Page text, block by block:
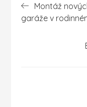
proMontáž
garáže v